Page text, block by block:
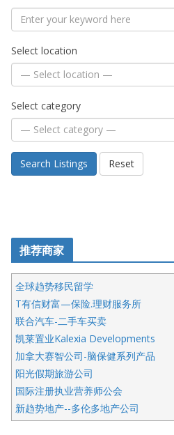
Select location
Select category
Search Listings Reset
推荐商家
全球趋势移民留学
T有信财富—保险.理财服务所
联合汽车-二手车买卖
凯莱置业Kalexia Developments
加拿大赛智公司-脑保健系列产品
阳光假期旅游公司
国际注册执业营养师公会
新趋势地产--多伦多地产公司
呱呱电器